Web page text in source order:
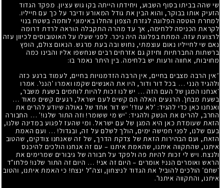
שי שהה בביתו בסוף השבוע, ויחידתו הייתה בקו גוש עציון. מפקד הגדוד
הזעיק אותו בבוקר, והוא הבין את גודל המאורע ודיבר על כך עם חייליו.
למחרת הוטסה הפלוגה לגזרת הצפון והחלו באימוני לוחמה בשטח בנוי
לקראת הכניסה ללחימה, אך עד מהרה התקבלה הוראה לרדת דרומה
לרצועת עזה. המתח בפלוגה היה ניכר. לפני שעלו על האוטובוסים לכיוון עזה
נאם שי לחייליו נאום עוצמתי, נחוש ובה בעת מרגש. הנאום צולם, הופץ
ברשתות החברתיות וחיזק גם אזרחים רבים שנחשפו אליו והבינו כמה
מחויבות, אחווה ורעות יש בלחימה. בין היתר נאמר בו:
״אין הרבה מצבים בחיים, אין הרבה הזדמנויות בחיים, לעמוד ברגע כזה
ולהגיד הִנני … בכל דור ודור, היו את האנשים שקמו ואמרו 'הִנני'. אמרו
'אנחנו המגן של העם הזה … יש לנו זכות להיות לוחמים בשעת משבר,
בשעת מבחן'. הרגעים האלה הם קשים לעם ישראל, רגעים קשים מאוד …
ואנחנו כאן כדי להגיד: 'לא עוד!' יש דור אחד של גאולה שיודע להרים את
החרב, להרים את הנשק ולהגיד: 'יש מי ששומר! וזה התור שלנו!' … החבורה
הזאת שעומדת כאן היא המגן של עם ישראל. ומי שהעז לפגוע במדינה שלנו,
בעם שלנו, לפני חמישה ימים, הולך לשלם על זה, ובגדול! … ועם האמת
הזאת, ועם הבהירות הזאת של צדקת הדרך, של זה שאנחנו צודקים, שהטוב
איתנו, שהתקווה איתנו, שהאמת איתנו – עם זה אנחנו הולכים להיכנס
ולנצח. ויש לי זכות להיות פה ולפקד על חבורה של גיבורים שמרימים את
הראש ואומרים הִנני! אומרים – היום זה אני! … היום זה התור שלנו! פלחו"ד
'שחם' הולכים להוביל את הגדוד לניצחון, וצה"ל ינצח! כי האמת איתנו, והטוב
איתנו, והתקווה איתנו".